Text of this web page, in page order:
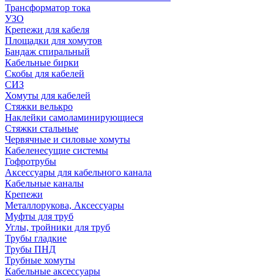
Трансформатор тока
УЗО
Крепежи для кабеля
Площадки для хомутов
Бандаж спиральный
Кабельные бирки
Cкобы для кабелей
СИЗ
Хомуты для кабелей
Стяжки велькро
Наклейки самоламинирующиеся
Стяжки стальные
Червячные и силовые хомуты
Кабеленесущие системы
Гофротрубы
Аксессуары для кабельного канала
Кабельные каналы
Крепежи
Металлорукова, Аксессуары
Муфты для труб
Углы, тройники для труб
Трубы гладкие
Трубы ПНД
Трубные хомуты
Кабельные аксессуары